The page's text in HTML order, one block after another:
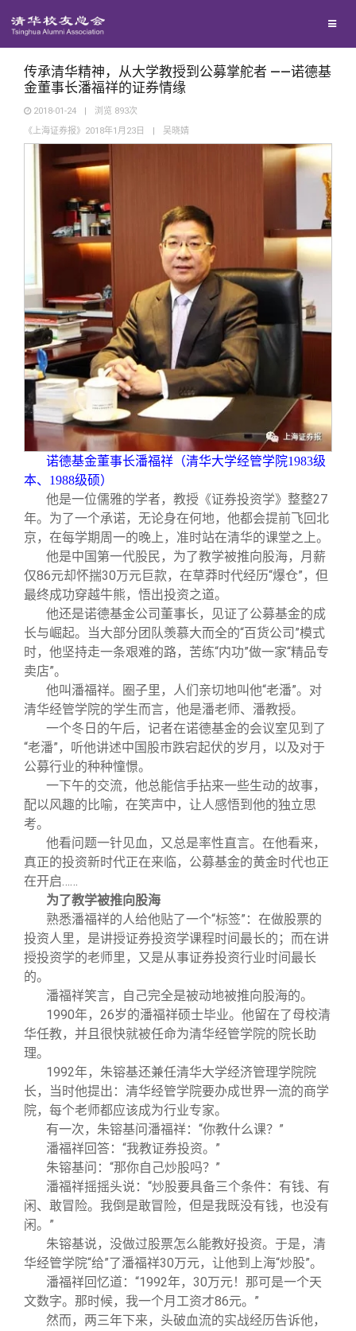
西南联大校友会
义工计划
新媒体平台
青春风采
校友文苑
校友视界
终身学习
信息化服务
三创大赛
实用信息
校友总会
总会简介
会长致辞
总会章程
理事会名单
制度法规
联系我们
关闭
传承清华精神，从大学教授到公募掌舵者 ——诺德基
金董事长潘福祥的证券情缘
2018-01-24 | 浏览 893次
《上海证券报》2018年1月23日
| 吴晓婧
诺德基金董事长潘福祥（清华大学经管学院1983级
本、1988级硕）
他是一位儒雅的学者，教授《证券投资学》整整27
年。为了一个承诺，无论身在何地，他都会提前飞回北
京，在每学期周一的晚上，准时站在清华的课堂之上。
他是中国第一代股民，为了教学被推向股海，月薪
仅86元却怀揣30万元巨款，在草莽时代经历“爆仓”，但
最终成功穿越牛熊，悟出投资之道。
他还是诺德基金公司董事长，见证了公募基金的成
长与崛起。当大部分团队羡慕大而全的“百货公司”模式
时，他坚持走一条艰难的路，苦练“内功”做一家“精品专
卖店”。
他叫潘福祥。圈子里，人们亲切地叫他“老潘”。对
清华经管学院的学生而言，他是潘老师、潘教授。
一个冬日的午后，记者在诺德基金的会议室见到了
“老潘”，听他讲述中国股市跌宕起伏的岁月，以及对于
公募行业的种种憧憬。
一下午的交流，他总能信手拈来一些生动的故事，
配以风趣的比喻，在笑声中，让人感悟到他的独立思
考。
他看问题一针见血，又总是率性直言。在他看来，
真正的投资新时代正在来临，公募基金的黄金时代也正
在开启……
为了教学被推向股海
熟悉潘福祥的人给他贴了一个“标签”：在做股票的
投资人里，是讲授证券投资学课程时间最长的；而在讲
授投资学的老师里，又是从事证券投资行业时间最长
的。
潘福祥笑言，自己完全是被动地被推向股海的。
1990年，26岁的潘福祥硕士毕业。他留在了母校清
华任教，并且很快就被任命为清华经管学院的院长助
理。
1992年，朱镕基还兼任清华大学经济管理学院院
长，当时他提出：清华经管学院要办成世界一流的商学
院，每个老师都应该成为行业专家。
有一次，朱镕基问潘福祥：“你教什么课？”
潘福祥回答：“我教证券投资。”
朱镕基问：“那你自己炒股吗？”
潘福祥摇摇头说：“炒股要具备三个条件：有钱、有
闲、敢冒险。我倒是敢冒险，但是我既没有钱，也没有
闲。”
朱镕基说，没做过股票怎么能教好投资。于是，清
华经管学院“给”了潘福祥30万元，让他到上海“炒股”。
潘福祥回忆道：“1992年，30万元！那可是一个天
文数字。那时候，我一个月工资才86元。”
然而，两三年下来，头破血流的实战经历告诉他，